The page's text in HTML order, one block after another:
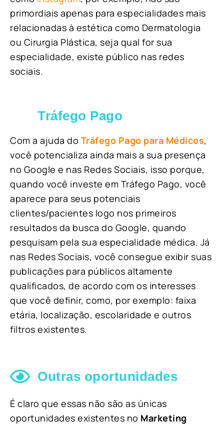
primordiais apenas para especialidades mais
relacionadas à estética como Dermatologia
ou Cirurgia Plástica, seja qual for sua
especialidade, existe público nas redes
sociais.
Tráfego Pago
Com a ajuda do Tráfego Pago para Médicos,
você potencializa ainda mais a sua presença
no Google e nas Redes Sociais, isso porque,
quando você investe em Tráfego Pago, você
aparece para seus potenciais
clientes/pacientes logo nos primeiros
resultados da busca do Google, quando
pesquisam pela sua especialidade médica. Já
nas Redes Sociais, você consegue exibir suas
publicações para públicos altamente
qualificados, de acordo com os interesses
que você definir, como, por exemplo: faixa
etária, localização, escolaridade e outros
filtros existentes.
Outras oportunidades
É claro que essas não são as únicas
oportunidades existentes no Marketing